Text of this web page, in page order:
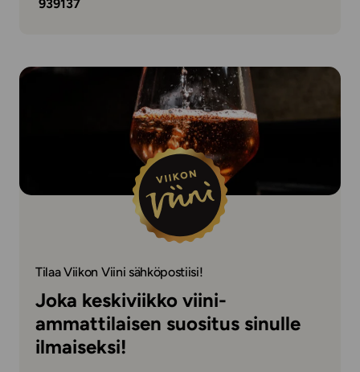
939137
Tilaa Viikon Viini sähköpostiisi!
Joka keskiviikko viini-
ammattilaisen suositus sinulle
ilmaiseksi!